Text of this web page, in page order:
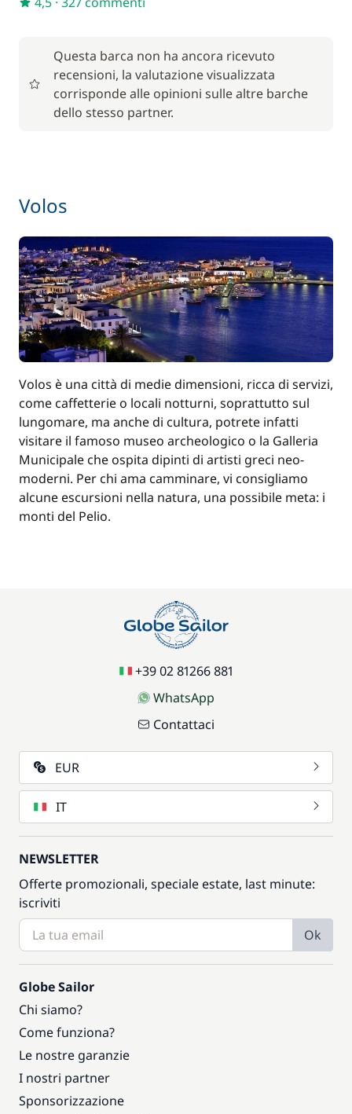
In opzione
Animale domestico
Hostess (pasti non inclusi) 180,00 €
/ notte
Paddle (SUP) 100,00 €
Rete di protezione 200,00 €
Wifi 90,00 €
/ settimana
Questa barca non ha ancora ricevuto
recensioni, la valutazione visualizzata
corrisponde alle opinioni sulle altre barche
dello stesso partner.
Volos
Volos è una città di medie dimensioni, ricca di servizi,
come caffetterie o locali notturni, soprattutto sul
lungomare, ma anche di cultura, potrete infatti
visitare il famoso museo archeologico o la Galleria
Municipale che ospita dipinti di artisti greci neo-
moderni. Per chi ama camminare, vi consigliamo
alcune escursioni nella natura, una possibile meta: i
monti del Pelio.
+39 02 81266 881
WhatsApp
Contattaci
EUR
IT
NEWSLETTER
Offerte promozionali, speciale estate, last minute:
iscriviti
Ok
Globe Sailor
Chi siamo?
Come funziona?
Le nostre garanzie
I nostri partner
Sponsorizzazione